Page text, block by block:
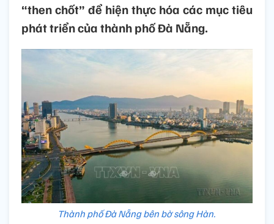
“then chốt” để hiện thực hóa các mục tiêu
phát triển của thành phố Đà Nẵng.
Thành phố Đà Nẵng bên bờ sông Hàn.